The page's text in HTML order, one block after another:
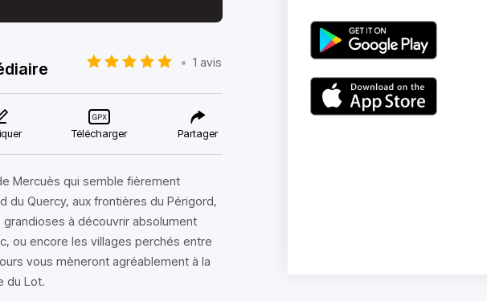
• 1 avis
Télécharger Partager
Mercuès qui semble fièrement
du Quercy, aux frontières du Périgord,
grandioses à découvrir absolument
ou encore les villages perchés entre
vous mèneront agréablement à la
du Lot.